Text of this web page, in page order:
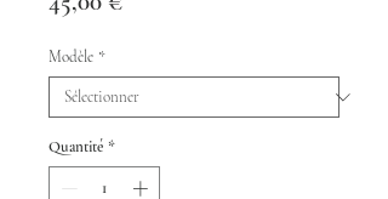
Modèle *
Quantité *